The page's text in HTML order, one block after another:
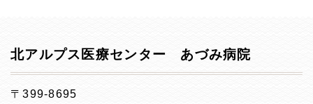
北アルプス医療センター あづみ病院
〒399-8695